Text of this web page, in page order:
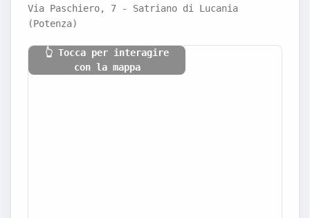
Via Paschiero, 7 - Satriano di Lucania
(Potenza)
👆 Tocca per interagire
con la mappa